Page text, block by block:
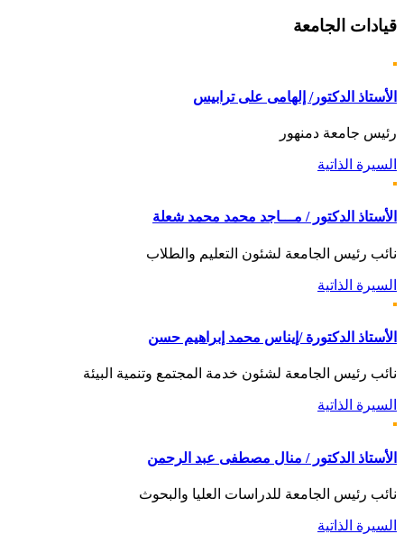
قيادات الجامعة
الأستاذ الدكتور/ إلهامى على ترابيس
رئيس جامعة دمنهور
السيرة الذاتية
الأستاذ الدكتور / مـــاجد محمد محمد شعلة
نائب رئيس الجامعة لشئون التعليم والطلاب
السيرة الذاتية
الأستاذ الدكتورة /إيناس محمد إبراهيم حسن
نائب رئيس الجامعة لشئون خدمة المجتمع وتنمية البيئة
السيرة الذاتية
الأستاذ الدكتور / منال مصطفى عبد الرحمن
نائب رئيس الجامعة للدراسات العليا والبحوث
السيرة الذاتية